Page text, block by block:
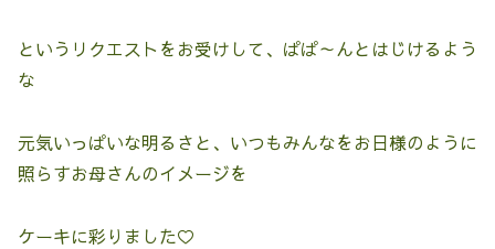
というリクエストをお受けして、ぱぱ～んとはじけるよう
な
元気いっぱいな明るさと、いつもみんなをお日様のように
照らすお母さんのイメージを
ケーキに彩りました♡